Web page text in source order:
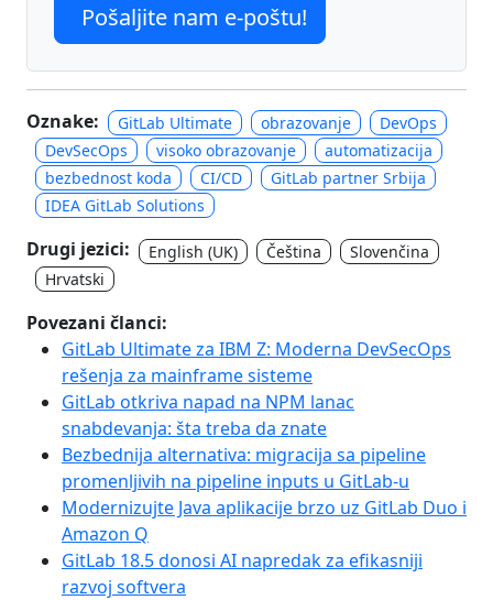
Pošaljite nam e-poštu!
Oznake: GitLab Ultimate obrazovanje
DevOps
DevSecOps
visoko obrazovanje
automatizacija
bezbednost koda
CI/CD
GitLab partner Srbija
IDEA GitLab Solutions
Drugi jezici: English (UK) Čeština
Slovenčina
Hrvatski
Povezani članci:
GitLab Ultimate za IBM Z: Moderna DevSecOps
rešenja za mainframe sisteme
GitLab otkriva napad na NPM lanac
snabdevanja: šta treba da znate
Bezbednija alternativa: migracija sa pipeline
promenljivih na pipeline inputs u GitLab-u
Modernizujte Java aplikacije brzo uz GitLab Duo i
Amazon Q
GitLab 18.5 donosi AI napredak za efikasniji
razvoj softvera